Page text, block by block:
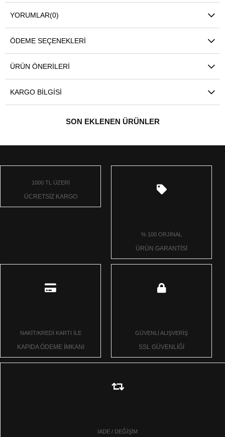
YORUMLAR(0)
ÖDEME SEÇENEKLERI
ÜRÜN ÖNERILERI
KARGO BILGISI
SON EKLENEN ÜRÜNLER
1000 TL ÜZERİ
ÜCRETSİZ KARGO
% 100 ORJİNAL
ÜRÜN GARANTİSİ
NAKİT/KREDİ KARTI İLE
KAPIDA ÖDEME İMKANI
GÜVENLİ ALIŞVERİŞ
SSL GÜVENLİĞİ
İADE / DEĞİŞİM